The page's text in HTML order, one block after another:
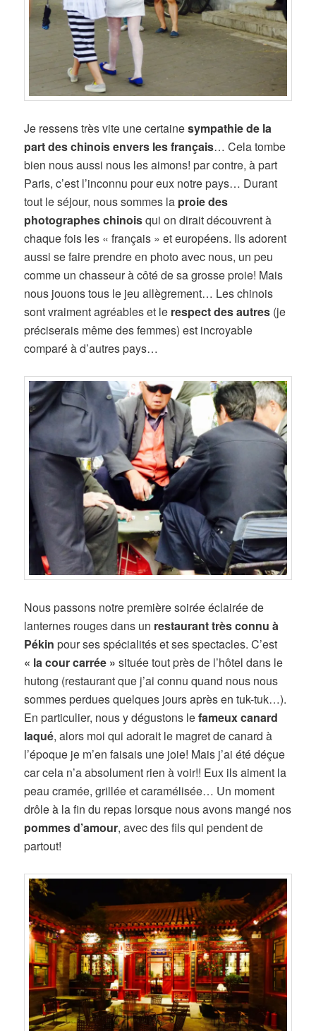
Je ressens très vite une certainesympathie de la
part des chinois envers les français… Cela tombe
bien nous aussi nous les aimons! par contre, à part
Paris, c’est l’inconnu pour eux notre pays… Durant
tout le séjour, nous sommes la proie des
photographes chinoisqui on dirait découvrent à
chaque fois les « français » et européens. Ils adorent
aussi se faire prendre en photo avec nous, un peu
comme un chasseur à côté de sa grosse proie! Mais
nous jouons tous le jeu allègrement… Les chinois
sont vraiment agréables et le respect des autres (je
préciserais même des femmes) est incroyable
comparé à d’autres pays…
Nous passons notre première soirée éclairée de
lanternes rouges dans un restaurant très connu à
Pékin pour ses spécialités et ses spectacles. C’est
« la cour carrée » située tout près de l’hôtel dans le
hutong (restaurant que j’ai connu quand nous nous
sommes perdues quelques jours après en tuk-tuk…).
En particulier, nous y dégustons lefameux canard
laqué, alors moi qui adorait le magret de canard à
l’époque je m’en faisais une joie! Mais j’ai été déçue
car cela n’a absolument rien à voir!! Eux ils aiment la
peau cramée, grillée et caramélisée… Un moment
drôle à la fin du repas lorsque nous avons mangé nos
pommes d’amour, avec des fils qui pendent de
partout!